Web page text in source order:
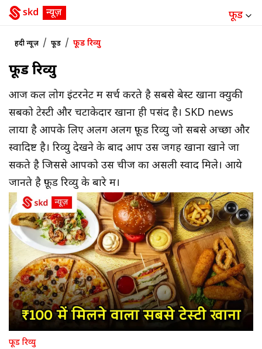
फूड
हिंदी न्यूज़ / फूड / फूड रिव्यु
फूड रिव्यु
आज कल लोग इंटरनेट में सर्च करते है सबसे बेस्ट खाना क्युकी
सबको टेस्टी और चटाकेदार खाना ही पसंद है। SKD news
लाया है आपके लिए अलग अलग फ़ूड रिव्यु जो सबसे अच्छा और
स्वादिष्ट है। रिव्यु देखने के बाद आप उस जगह खाना खाने जा
सकते है जिससे आपको उस चीज का असली स्वाद मिले। आये
जानते है फ़ूड रिव्यु के बारे में।
फूड रिव्यु